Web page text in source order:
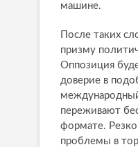
машине.
После таких
призму
Оппозиция
доверие в
переживают
формате. Резко
проблемы в